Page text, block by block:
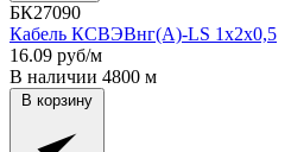
БК27090
Кабель КСВЭВнг(A)-LS 1x2x0,5
16.09 руб/м
В наличии 4800 м
В корзину